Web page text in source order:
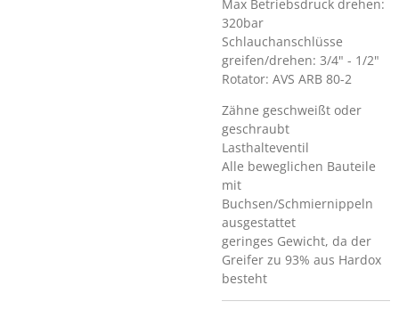
Max Betriebsdruck drehen:
320bar
Schlauchanschlüsse
greifen/drehen: 3/4" - 1/2"
Rotator: AVS ARB 80-2
Zähne geschweißt oder
geschraubt
Lasthalteventil
Alle beweglichen Bauteile
mit
Buchsen/Schmiernippeln
ausgestattet
geringes Gewicht, da der
Greifer zu 93% aus Hardox
besteht